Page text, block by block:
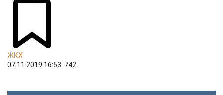
ЖКХ
07.11.2019 16:53 742